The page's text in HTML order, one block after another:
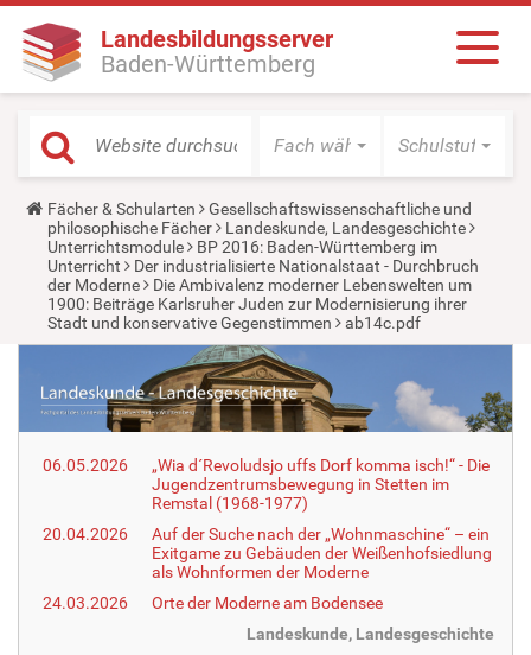
Landesbildungsserver
Baden-Württemberg
Fach wählen Schulstufe
Y
o
u
a
r
e
h
e
:
Fächer & Schularten
Gesellschaftswissenschaftliche und
philosophische Fächer
Landeskunde, Landesgeschichte
Unterrichtsmodule
BP 2016: Baden-Württemberg im
Unterricht
Der industrialisierte Nationalstaat - Durchbruch
der Moderne
Die Ambivalenz moderner Lebenswelten um
1900: Beiträge Karlsruher Juden zur Modernisierung ihrer
Stadt und konservative Gegenstimmen
ab14c.pdf
06.05.2026
„Wia d´Revoludsjo uffs Dorf komma isch!“ - Die
Jugendzentrumsbewegung in Stetten im
Remstal (1968-1977)
20.04.2026
Auf der Suche nach der „Wohnmaschine“ – ein
Exitgame zu Gebäuden der Weißenhofsiedlung
als Wohnformen der Moderne
24.03.2026
Orte der Moderne am Bodensee
Landeskunde, Landesgeschichte